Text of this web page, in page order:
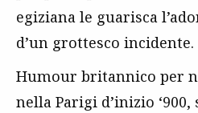
egiziana le guarisca
d’un grottesco incidente.
Humour britannico per
nella Parigi d’inizio ‘900,